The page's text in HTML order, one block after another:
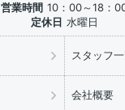
営業時間 10：00～18：
定休日 水曜日
スタッフ
会社概要